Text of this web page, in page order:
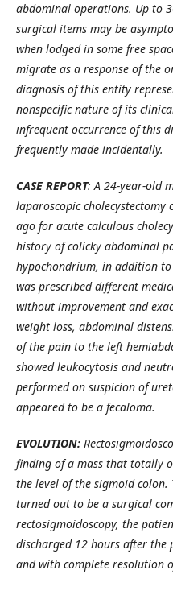
abdominal operations. Up to
surgical items may be
when lodged in some free
migrate as a response of the
diagnosis of this entity
nonspecific nature of its
infrequent occurrence of this
frequently made incidentally.
CASE REPORT: A 24-year-old
laparoscopic
ago for acute calculous
history of colicky abdominal
hypochondrium, in addition
was prescribed different
without improvement and
weight loss, abdominal
of the pain to the left
showed leukocytosis and
performed on suspicion of
appeared to be a fecaloma.
EVOLUTION:
finding of a mass that totally
the level of the sigmoid colon.
turned out to be a surgical
rectosigmoidoscopy, the
discharged 12 hours after
and with complete resolution